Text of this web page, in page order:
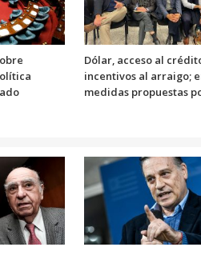
Dólar, acceso al
incentivos al arraigo;
medidas propuestas